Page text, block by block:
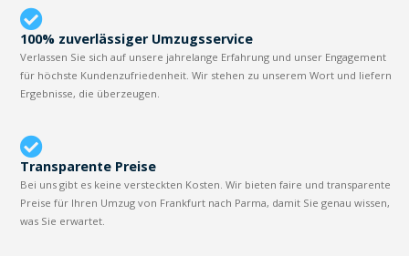
100% zuverlässiger Umzugsservice
Verlassen Sie sich auf unsere jahrelange Erfahrung und unser Engagement
für höchste Kundenzufriedenheit. Wir stehen zu unserem Wort und liefern
Ergebnisse, die überzeugen.
Transparente Preise
Bei uns gibt es keine versteckten Kosten. Wir bieten faire und transparente
Preise für Ihren Umzug von Frankfurt nach Parma, damit Sie genau wissen,
was Sie erwartet.